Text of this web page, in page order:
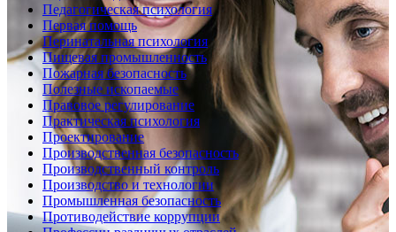
Педагогическая психология
Первая помощь
Перинатальная психология
Пищевая промышленность
Пожарная безопасность
Полезные ископаемые
Правовое регулирование
Практическая психология
Проектирование
Производственная безопасность
Производственный контроль
Производство и технологии
Промышленная безопасность
Противодействие коррупции